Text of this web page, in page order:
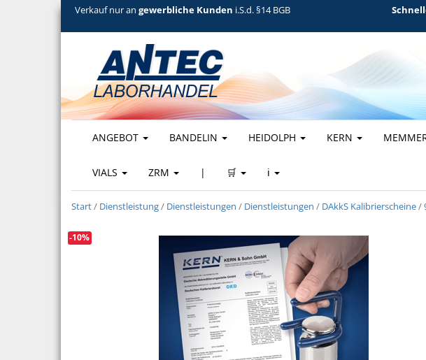
Verkauf nur an gewerbliche Kunden i.S.d. §14 BGB
ANGEBOT BANDELIN HEIDOLPH KERN
VIALS ZRM | 🛒 ℹ️
Start/ Dienstleistung/ Dienstleistungen / Dienstleistungen / DAkkS Kalibrierscheine/
-10%